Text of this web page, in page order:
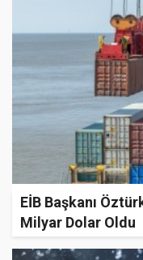
EİB Başkanı
Milyar Dolar Oldu